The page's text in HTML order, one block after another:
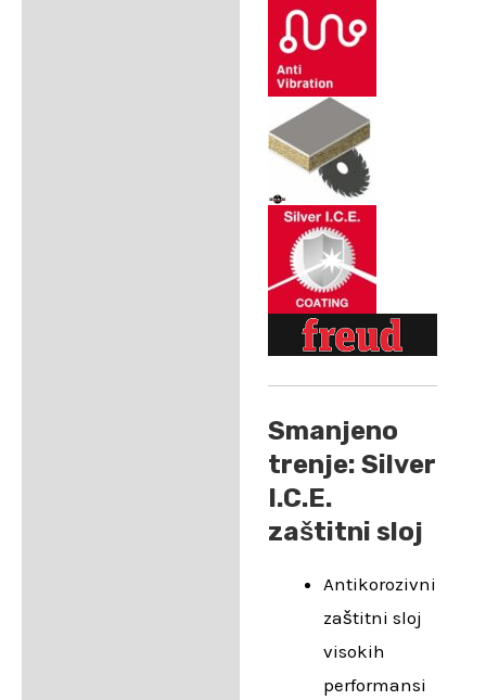
Smanjeno
trenje: Silver
I.C.E.
zaštitni sloj
Antikorozivni
zaštitni sloj
visokih
performansi